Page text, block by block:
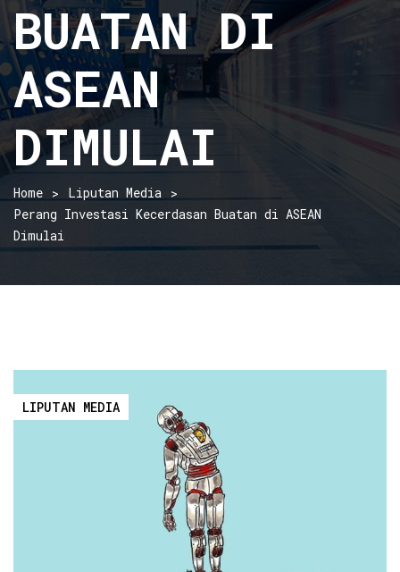
BUATAN DI
ASEAN
DIMULAI
Home
Liputan Media
Perang Investasi Kecerdasan Buatan di ASEAN
Dimulai
LIPUTAN MEDIA